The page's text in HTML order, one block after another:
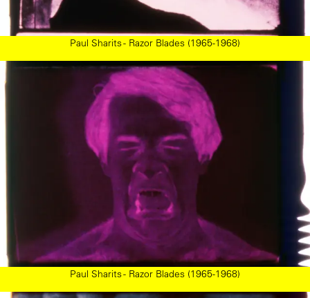
Paul Sharits - Razor Blades (1965-1968)
Paul Sharits - Razor Blades (1965-1968)